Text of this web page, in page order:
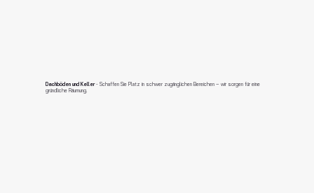
Dachböden und Keller- Schaffen Sie Platz in schwer zugänglichen Bereichen – wir sorgen für eine
gründliche Räumung.